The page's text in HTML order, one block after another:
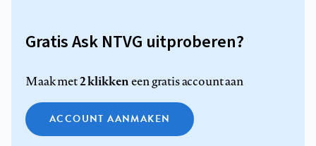
Gratis Ask NTVG uitproberen?
Maak met2 klikkeneen gratis account aan
ACCOUNT AANMAKEN